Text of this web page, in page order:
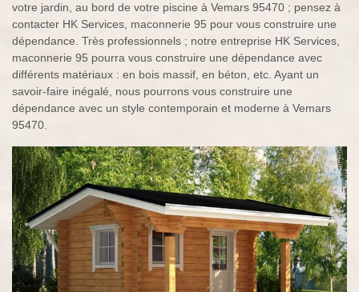
votre jardin, au bord de votre piscine à Vemars 95470 ; pensez à
contacter HK Services, maconnerie 95 pour vous construire une
dépendance. Très professionnels ; notre entreprise HK Services,
maconnerie 95 pourra vous construire une dépendance avec
différents matériaux : en bois massif, en béton, etc. Ayant un
savoir-faire inégalé, nous pourrons vous construire une
dépendance avec un style contemporain et moderne à Vemars
95470.